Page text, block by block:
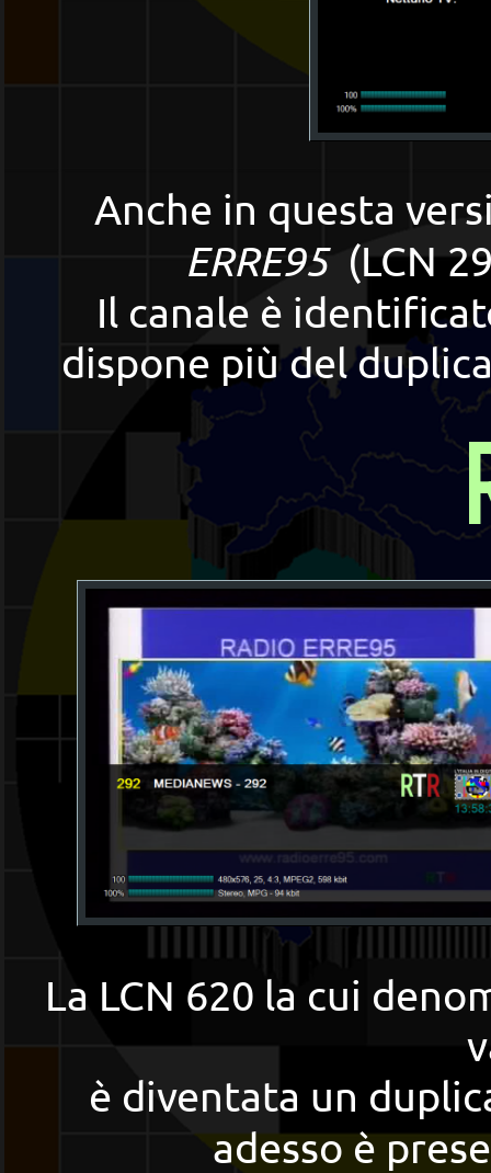
Anche in questa
ERRE95(LCN
Il canale è
dispone più del
La LCN 620 la cui
è diventata un
adesso è